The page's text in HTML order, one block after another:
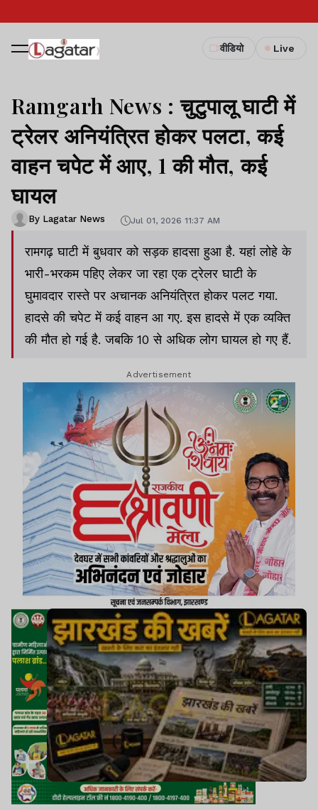
वीडियो Live
Ramgarh News : चुटुपालू घाटी में
ट्रेलर अनियंत्रित होकर पलटा, कई
वाहन चपेट में आए, 1 की मौत, कई
घायल
By Lagatar News Jul 01, 2026 11:37 AM
रामगढ़ घाटी में बुधवार को सड़क हादसा हुआ है. यहां लोहे के
भारी-भरकम पहिए लेकर जा रहा एक ट्रेलर घाटी के
घुमावदार रास्ते पर अचानक अनियंत्रित होकर पलट गया.
हादसे की चपेट में कई वाहन आ गए. इस हादसे में एक व्यक्ति
की मौत हो गई है. जबकि 10 से अधिक लोग घायल हो गए हैं.
Advertisement